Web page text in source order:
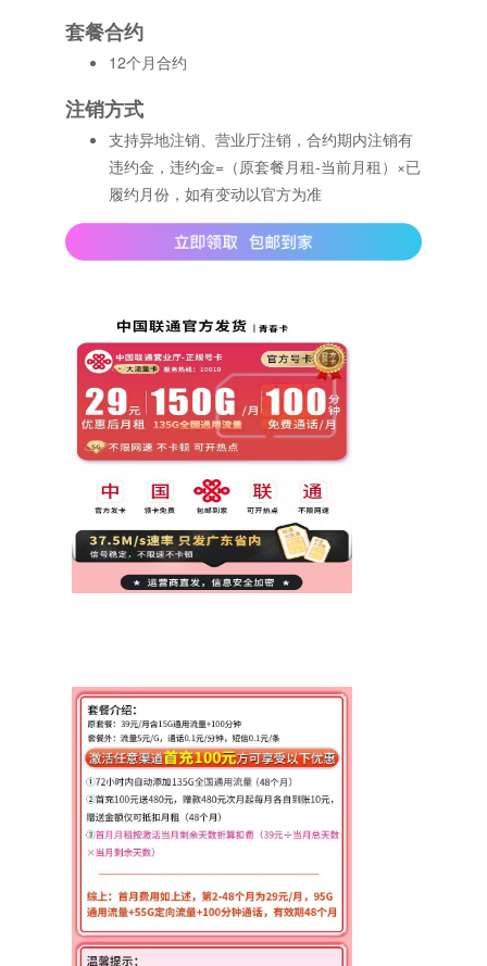
套餐合约
12个月合约
注销方式
支持异地注销、营业厅注销，合约期内注销有
违约金，违约金=（原套餐月租-当前月租）×已
履约月份，如有变动以官方为准